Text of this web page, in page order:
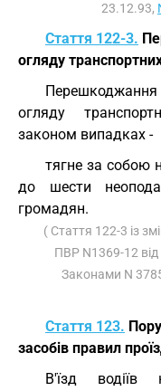
23.12.93,
Стаття 122-3.
огляду
Перешкоджання
огляду
законом випадках -
тягне за собою
до шести
громадян.
( Стаття 122-3 із
ПВР N1369-12
Законами N
Стаття 123.
засобів правил
В'їзд водіїв